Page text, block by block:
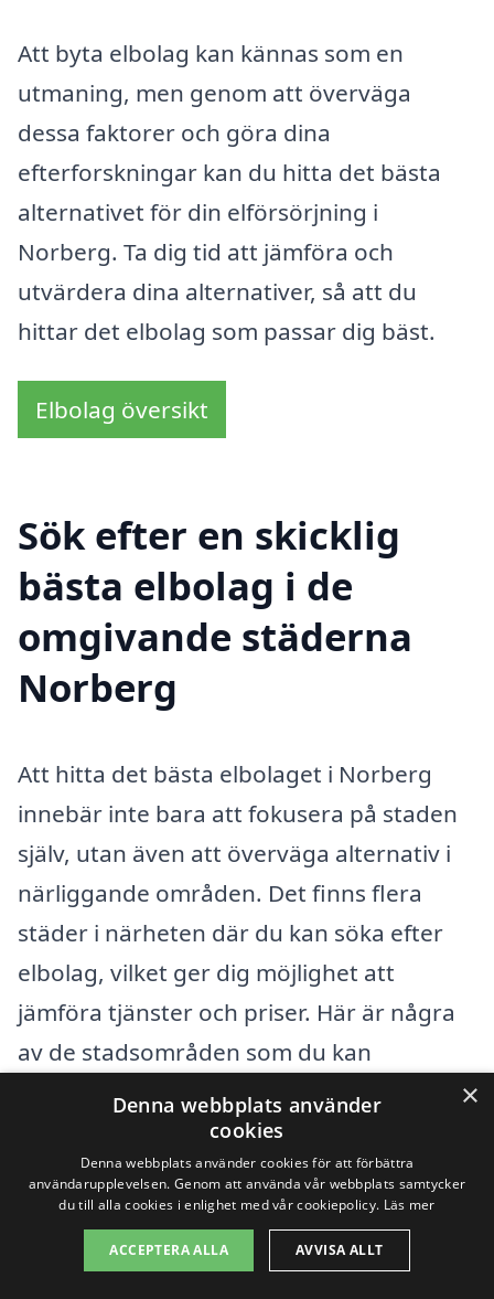
Att byta elbolag kan kännas som en
utmaning, men genom att överväga
dessa faktorer och göra dina
efterforskningar kan du hitta det bästa
alternativet för din elförsörjning i
Norberg. Ta dig tid att jämföra och
utvärdera dina alternativer, så att du
hittar det elbolag som passar dig bäst.
Elbolag översikt
Sök efter en skicklig
bästa elbolag i de
omgivande städerna
Norberg
Att hitta det bästa elbolaget i Norberg
innebär inte bara att fokusera på staden
själv, utan även att överväga alternativ i
närliggande områden. Det finns flera
städer i närheten där du kan söka efter
elbolag, vilket ger dig möjlighet att
jämföra tjänster och priser. Här är några
av de stadsområden som du kan
överväga:
Fagersta
Sundborn
Skinnskatteberg
×
Denna webbplats använder
cookies
Denna webbplats använder cookies för att förbättra
användarupplevelsen. Genom att använda vår webbplats samtycker
du till alla cookies i enlighet med vår cookiepolicy. Läs mer
ACCEPTERA ALLA AVVISA ALLT